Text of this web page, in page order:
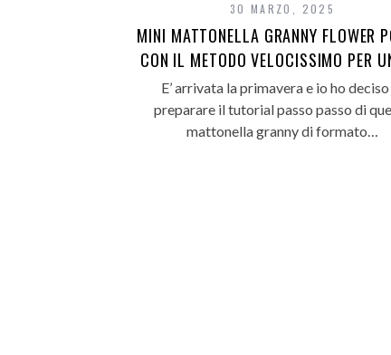
30 MARZO, 2025
MINI MATTONELLA GRANNY FLOWER
CON IL METODO VELOCISSIMO PER
E’ arrivata la primavera e io ho
preparare il tutorial passo passo di
mattonella granny di formato…